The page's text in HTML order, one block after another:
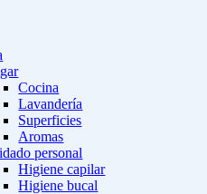
Cocina
Lavandería
Superficies
Aromas
personal
Higiene capilar
Higiene bucal